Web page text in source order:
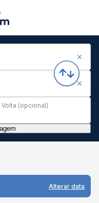
Volta (opcional)
Alterar data